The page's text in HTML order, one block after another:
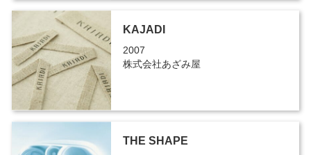
KAJADI
2007
株式会社あざみ屋
THE SHAPE